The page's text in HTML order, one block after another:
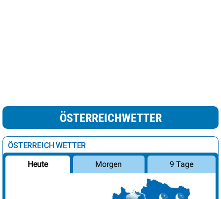
ÖSTERREICHWETTER
ÖSTERREICH WETTER
Heute Morgen 9 Tage